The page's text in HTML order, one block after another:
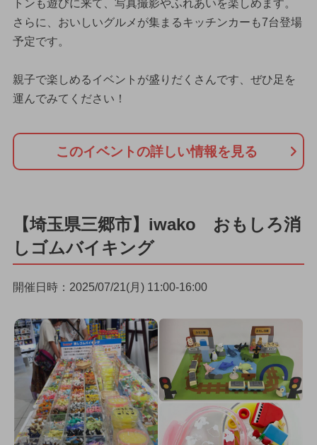
トンも遊びに来て、写真撮影やふれあいを楽しめます。
さらに、おいしいグルメが集まるキッチンカーも7台登場
予定です。
親子で楽しめるイベントが盛りだくさんです、ぜひ足を
運んでみてください！
このイベントの詳しい情報を見る
【埼玉県三郷市】iwako おもしろ消
しゴムバイキング
開催日時：2025/07/21(月) 11:00-16:00